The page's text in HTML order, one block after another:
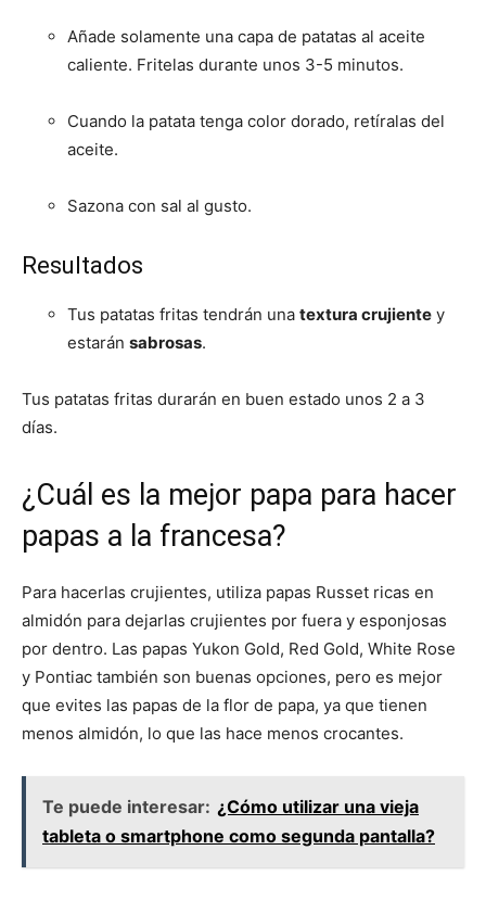
Añade solamente una capa de patatas al aceite
caliente. Fritelas durante unos 3-5 minutos.
Cuando la patata tenga color dorado, retíralas del
aceite.
Sazona con sal al gusto.
Resultados
Tus patatas fritas tendrán una textura crujiente y
estarán sabrosas.
Tus patatas fritas durarán en buen estado unos 2 a 3
días.
¿Cuál es la mejor papa para hacer
papas a la francesa?
Para hacerlas crujientes, utiliza papas Russet ricas en
almidón para dejarlas crujientes por fuera y esponjosas
por dentro. Las papas Yukon Gold, Red Gold, White Rose
y Pontiac también son buenas opciones, pero es mejor
que evites las papas de la flor de papa, ya que tienen
menos almidón, lo que las hace menos crocantes.
Te puede interesar: ¿Cómo utilizar una vieja
tableta o smartphone como segunda pantalla?